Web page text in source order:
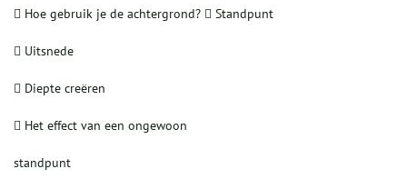
 Hoe gebruik je de achtergrond?  Standpunt
 Uitsnede
 Diepte creëren
 Het effect van een ongewoon
standpunt